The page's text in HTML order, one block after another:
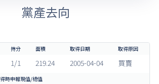
黨產去向
1/1 219.24 2005-04-04 買賣